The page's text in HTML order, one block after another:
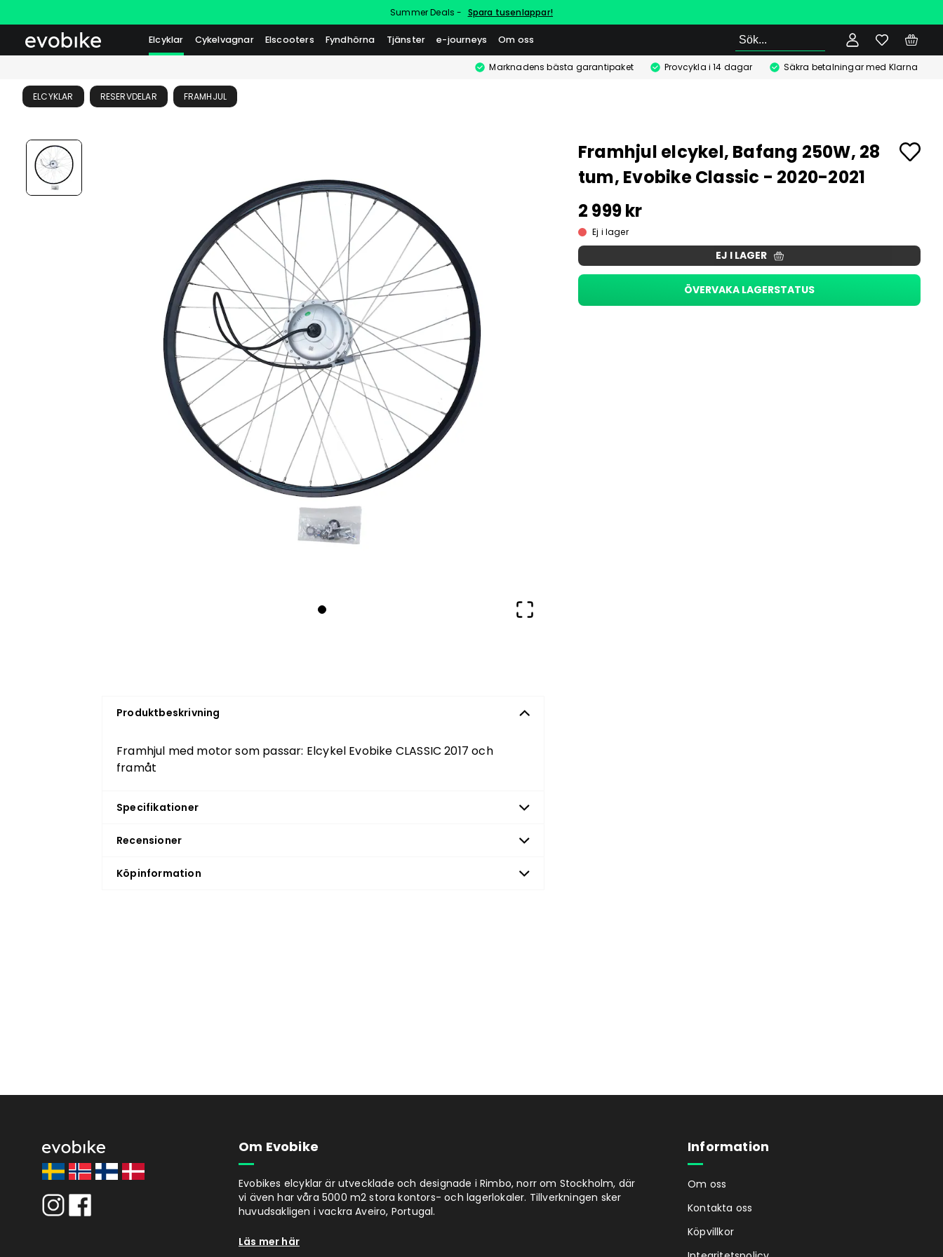
Summer Deals - Spara tusenlappar!
Elcyklar Cykelvagnar Elscooters Fyndhörna Tjänster e-journeys Om oss Sök
Marknadens bästa garantipaket Provcykla i 14 dagar Säkra betalningar med Klarna
ELCYKLAR RESERVDELAR FRAMHJUL
Framhjul elcykel, Bafang 250W, 28
tum, Evobike Classic - 2020-2021
2 999 kr
Ej i lager
EJ I LAGER
ÖVERVAKA LAGERSTATUS
Produktbeskrivning
Framhjul med motor som passar: Elcykel Evobike CLASSIC 2017 och
framåt
Specifikationer
Recensioner
Köpinformation
Om Evobike
Evobikes elcyklar är utvecklade och designade i Rimbo, norr om Stockholm, där
vi även har våra 5000 m2 stora kontors- och lagerlokaler. Tillverkningen sker
huvudsakligen i vackra Aveiro, Portugal.
Läs mer här
Information
Om oss
Kontakta oss
Köpvillkor